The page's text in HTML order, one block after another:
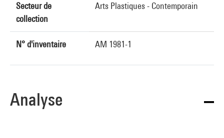
Secteur de
collection
Arts Plastiques - Contemporain
N° d'inventaire AM 1981-1
Analyse